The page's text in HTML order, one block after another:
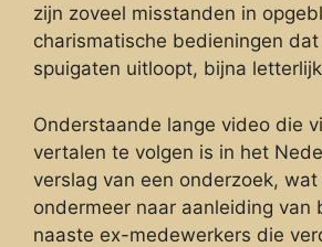
zijn zoveel misstanden in
charismatische bedieningen
spuigaten uitloopt, bijna
Onderstaande lange video die
vertalen te volgen is in het
verslag van een onderzoek,
ondermeer naar aanleiding van
naaste ex-medewerkers die